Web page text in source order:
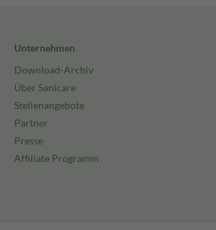
Unternehmen
Download-Archiv
Über Sanicare
Stellenangebote
Partner
Presse
Affiliate Programm